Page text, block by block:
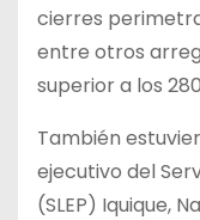
cierres
entre otros
superior a los
También
ejecutivo del
(SLEP) Iquique,